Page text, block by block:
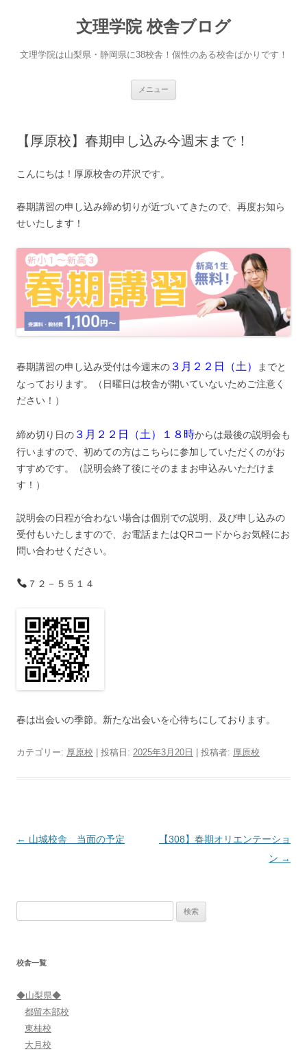
文理学院 校舎ブログ
文理学院は山梨県・静岡県に38校舎！個性のある校舎ばかりです！
メニュー
へ
ス
【厚原校】春期申し込み今週末まで！
こんにちは！厚原校舎の芹沢です。
春期講習の申し込み締め切りが近づいてきたので、再度お知ら
せいたします！
春期講習の申し込み受付は今週末の ３月２２日（土）
までと
なっております。（日曜日は校舎が開いていないためご注意く
ださい！）
締め切り日の ３月２２日（土）１８時からは最後の説明会も
行いますので、初めての方はこちらに参加していただくのがお
すすめです。（説明会終了後にそのままお申込みいただけま
す！）
説明会の日程が合わない場合は個別での説明、及び申し込みの
受付もいたしますので、お電話またはQRコードからお気軽にお
問い合わせください。
７２－５５１４
春は出会いの季節。新たな出会いを心待ちにしております。
カテゴリー: 厚原校 | 投稿日: 2025年3月20日 投稿者: 厚原校
投
ン
← 山城校舎 当面の予定
【308】春期オリエンテーショ
ン →
校舎一覧
◆山梨県◆
都留本部校
東桂校
大月校